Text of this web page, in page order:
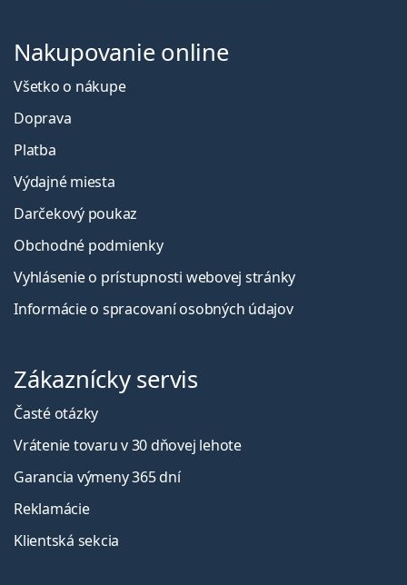
Nakupovanie online
Všetko o nákupe
Doprava
Platba
Výdajné miesta
Darčekový poukaz
Obchodné podmienky
Vyhlásenie o prístupnosti webovej stránky
Informácie o spracovaní osobných údajov
Zákaznícky servis
Časté otázky
Vrátenie tovaru v 30 dňovej lehote
Garancia výmeny 365 dní
Reklamácie
Klientská sekcia